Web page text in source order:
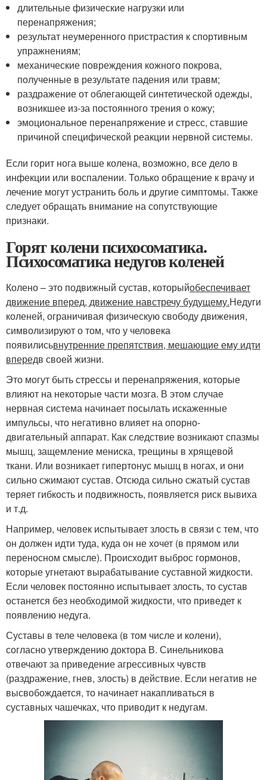
длительные физические нагрузки или
перенапряжения;
результат неумеренного пристрастия к спортивным
упражнениям;
механические повреждения кожного покрова,
полученные в результате падения или травм;
раздражение от облегающей синтетической одежды,
возникшее из-за постоянного трения о кожу;
эмоциональное перенапряжение и стресс, ставшие
причиной специфической реакции нервной системы.
Если горит нога выше колена, возможно, все дело в
инфекции или воспалении. Только обращение к врачу и
лечение могут устранить боль и другие симптомы. Также
следует обращать внимание на сопутствующие
признаки.
Горят колени психосоматика.
Психосоматика недугов коленей
Колено – это подвижный сустав, которыйобеспечивает
движение вперед, движение навстречу будущему.Недуги
коленей, ограничивая физическую свободу движения,
символизируют о том, что у человека
появилисьвнутренние препятствия, мешающие ему идти
впередв своей жизни.
Это могут быть стрессы и перенапряжения, которые
влияют на некоторые части мозга. В этом случае
нервная система начинает посылать искаженные
импульсы, что негативно влияет на опорно-
двигательный аппарат. Как следствие возникают спазмы
мышц, защемление мениска, трещины в хрящевой
ткани. Или возникает гипертонус мышц в ногах, и они
сильно сжимают сустав. Отсюда сильно сжатый сустав
теряет гибкость и подвижность, появляется риск вывиха
и т.д.
Например, человек испытывает злость в связи с тем, что
он должен идти туда, куда он не хочет (в прямом или
переносном смысле). Происходит выброс гормонов,
которые угнетают вырабатывание суставной жидкости.
Если человек постоянно испытывает злость, то сустав
останется без необходимой жидкости, что приведет к
появлению недуга.
Суставы в теле человека (в том числе и колени),
согласно утверждению доктора В. Синельникова
отвечают за приведение агрессивных чувств
(раздражение, гнев, злость) в действие. Если негатив не
высвобождается, то начинает накапливаться в
суставных чашечках, что приводит к недугам.